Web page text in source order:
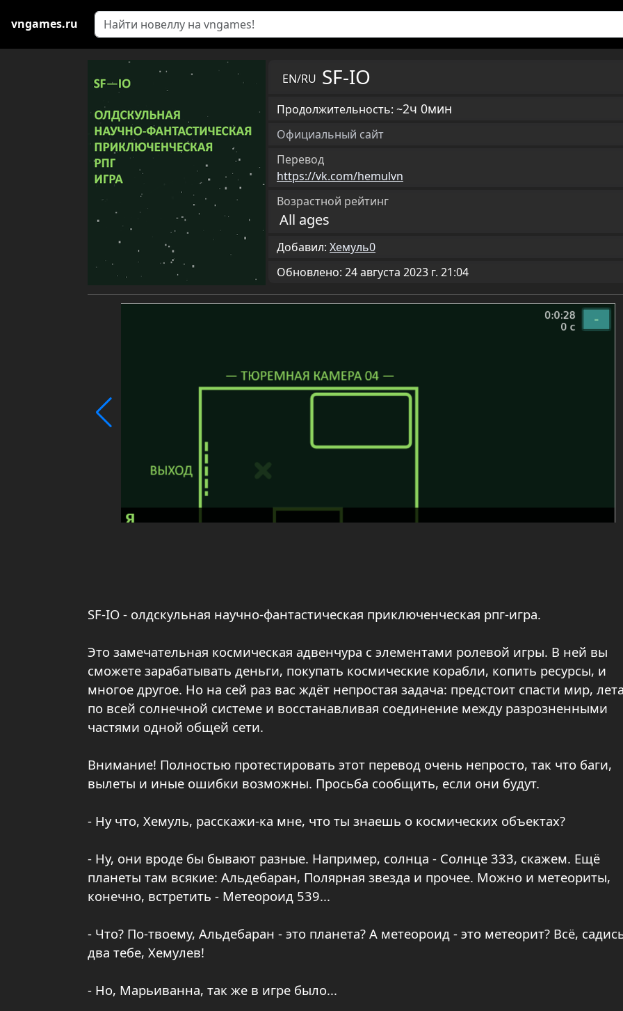
vngames.ru
EN/RU SF-IO
Продолжительность: ~2ч 0мин
Официальный сайт
Перевод
https://vk.com/hemulvn
Возрастной рейтинг
All ages
Добавил: Хемуль0
Обновлено: 24 августа 2023 г. 21:04
SF-IO - олдскульная научно-фантастическая приключенческая рпг-игра.
Это замечательная космическая адвенчура с элементами ролевой игры. В ней вы
сможете зарабатывать деньги, покупать космические корабли, копить ресурсы, и
многое другое. Но на сей раз вас ждёт непростая задача: предстоит спасти мир,
по всей солнечной системе и восстанавливая соединение между разрозненными
частями одной общей сети.
Внимание! Полностью протестировать этот перевод очень непросто, так что баги,
вылеты и иные ошибки возможны. Просьба сообщить, если они будут.
- Ну что, Хемуль, расскажи-ка мне, что ты знаешь о космических объектах?
- Ну, они вроде бы бывают разные. Например, солнца - Солнце 333, скажем. Ещё
планеты там всякие: Альдебаран, Полярная звезда и прочее. Можно и метеориты,
конечно, встретить - Метеороид 539...
- Что? По-твоему, Альдебаран - это планета? А метеороид - это метеорит? Всё,
два тебе, Хемулев!
- Но, Марьиванна, так же в игре было...